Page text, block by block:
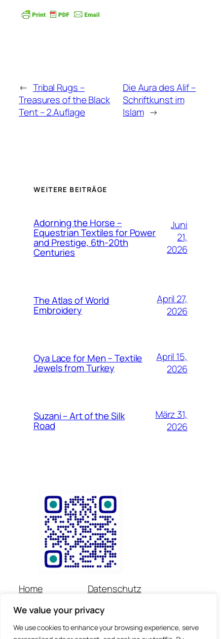
We value your privacy
We use cookies to enhance your browsing experience, serve
← Tribal Rugs –
Treasures of the Black
Tent – 2.Auflage
Die Aura des Alif –
Schriftkunst im
Islam →
WEITERE BEITRÄGE
Adorning the Horse –
Equestrian Textiles for Power
and Prestige, 6th-20th
Centuries
Juni
21,
2026
The Atlas of World
Embroidery
April 27,
2026
Oya Lace for Men – Textile
Jewels from Turkey
April 15,
2026
Suzani – Art of the Silk
Road
März 31,
2026
Home
Veranstaltungen
Spenden
Datenschutz
Kontakt
Newsletter